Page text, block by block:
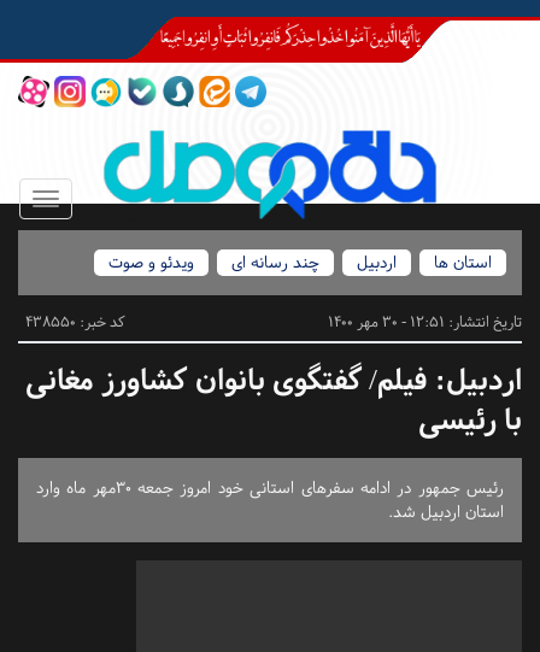
Toggle
استان ها
اردبیل چند رسانه ای ویدئو و صوت
تاریخ انتشار: 12:51 - 30 مهر 1400 کد خبر: 438550
اردبیل: فیلم/ گفتگوی بانوان کشاورز مغانی
با رئیسی
رئیس جمهور در ادامه سفرهای استانی خود امروز جمعه 30مهر ماه وارد
استان اردبیل شد.